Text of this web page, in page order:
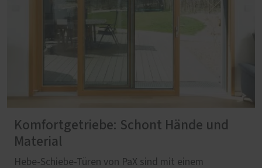
Komfortgetriebe: Schont Hände und
Material
Hebe-Schiebe-Türen von PaX sind mit einem